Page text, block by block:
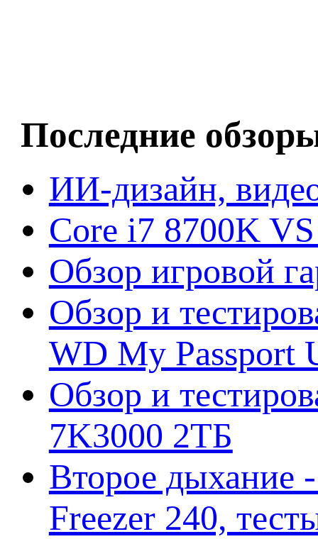
Последние
ИИ-дизайн,
Core i7 8700K
Обзор игровой
Обзор и
WD My Passport
Обзор и
7K3000 2ТБ
Второе дыхание
Freezer 240,